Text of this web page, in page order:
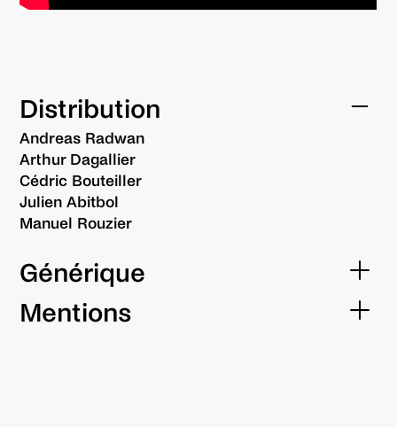
Distribution
Andreas Radwan
Arthur Dagallier
Cédric Bouteiller
Julien Abitbol
Manuel Rouzier
Générique
Mise en scène
Tom Porcher
Mentions